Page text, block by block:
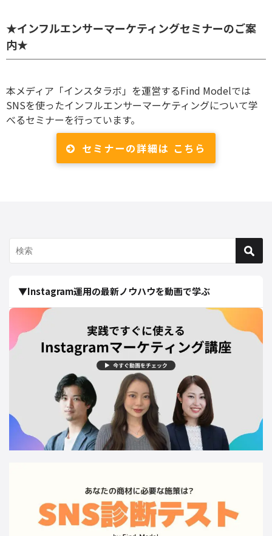
★インフルエンサーマーケティングセミナーのご案
内★
本メディア「インスタラボ」を運営するFind Modelでは
SNSを使ったインフルエンサーマーケティングについて学
べるセミナーを行っています。
セミナーの詳細は こちら
▼Instagram運用の最新ノウハウを動画で学ぶ